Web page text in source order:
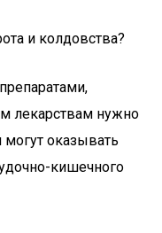
и колдовства?
лекарствам нужно
могут оказывать
кишечного